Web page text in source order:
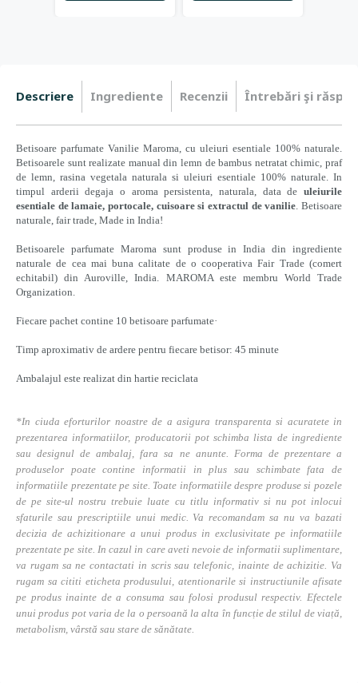
Descriere Ingrediente Recenzii Întrebări şi
Betisoare parfumate Vanilie Maroma, cu uleiuri esentiale 100% naturale.
Betisoarele sunt realizate manual din lemn de bambus netratat chimic, praf
de lemn, rasina vegetala naturala si uleiuri esentiale 100% naturale. In
timpul arderii degaja o aroma persistenta, naturala, data de uleiurile
esentiale delamaie, portocale, cuisoare si extractul de vanilie. Betisoare
naturale, fair trade, Made in India!
Betisoarele parfumate Maroma sunt produse in India din ingrediente
naturale de cea mai buna calitate de o cooperativa Fair Trade (comert
echitabil) din Auroville, India. MAROMA este membru World Trade
Organization.
Fiecare pachet contine 10 betisoare parfumate·
Timp aproximativ de ardere pentru fiecare betisor: 45 minute
Ambalajul este realizat din hartie reciclata
*In ciuda eforturilor noastre de a asigura transparenta si acuratete in
prezentarea informatiilor, producatorii pot schimba lista de ingrediente
sau designul de ambalaj, fara sa ne anunte. Forma de prezentare a
produselor poate contine informatii in plus sau schimbate fata de
informatiile prezentate pe site. Toate informatiile despre produse si pozele
de pe site-ul nostru trebuie luate cu titlu informativ si nu pot inlocui
sfaturile sau prescriptiile unui medic. Va recomandam sa nu va bazati
decizia de achizitionare a unui produs in exclusivitate pe informatiile
prezentate pe site. In cazul in care aveti nevoie de informatii suplimentare,
va rugam sa ne contactati in scris sau telefonic, inainte de achizitie. Va
rugam sa cititi eticheta produsului, atentionarile si instructiunile afisate
pe produs inainte de a consuma sau folosi produsul respectiv. Efectele
unui produs pot varia de la o persoană la alta în funcție de stilul de viață,
metabolism, vârstă sau stare de sănătate.